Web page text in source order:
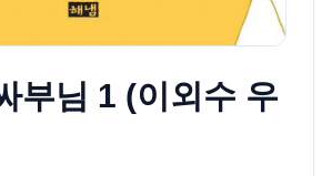
부님 1 (이외수 우